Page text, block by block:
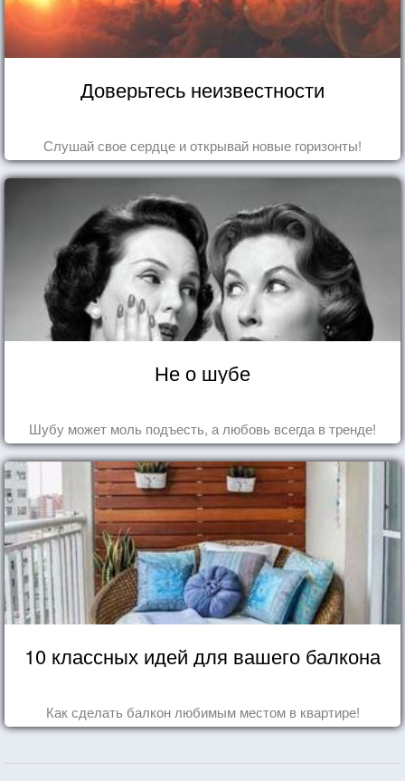
Доверьтесь неизвестности
Слушай свое сердце и открывай новые горизонты!
Не о шубе
Шубу может моль подъесть, а любовь всегда в тренде!
10 классных идей для вашего балкона
Как сделать балкон любимым местом в квартире!